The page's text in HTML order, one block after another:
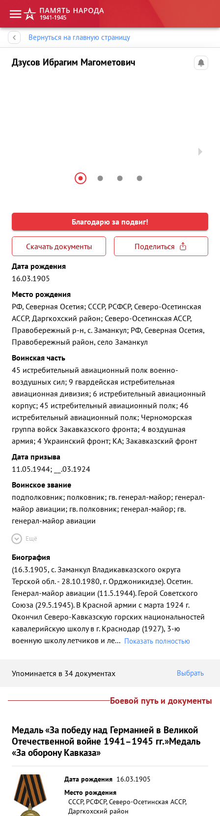
Вернуться на главную страницу
Дзусов Ибрагим Магометович
Благодарю за подвиг!
Скачать документы
Поделиться
Дата рождения
16.03.1905
Место рождения
РФ, Северная Осетия; СССР, РСФСР, Северо-Осетинская
АССР, Даргкохский район; Северо-Осетинская АССР,
Правобережный р-н, с. Заманкул; РФ, Северная Осетия,
Правобережный район, село Заманкул
Воинская часть
45 истребительный авиационный полк военно-
воздушных сил; 9 гвардейская истребительная
авиационная дивизия; 6 истребительный авиационный
корпус; 45 истребительный авиационный полк; 46
истребительный авиационный полк; Черноморская
группа войск Закавказского фронта; 4 воздушная
армия; 4 Украинский фронт; КА; Закавказский фронт
Дата призыва
11.05.1944; __.03.1924
Воинское звание
подполковник; полковник; гв. генерал-майор; генерал-
майор авиации; гв. полковник; генерал-майор; гв.
генерал-майор авиации
Ещё
Биография
(16.3.1905, с. Заманкул Владикавказского округа
Терской обл. - 28.10.1980, г. Орджоникидзе). Осетин.
Генерал-майор авиации (11.5.1944). Герой Советского
Союза (29.5.1945). В Красной армии с марта 1924 г.
Окончил Северо-Кавказскую горских национальностей
кавалерийскую школу в г. Краснодар (1927), 3-ю
военную школу летчиков и ле... Показать полностью
Упоминается в 34 документах Выбрать
Боевой путь и документы
Медаль «За победу над Германией в Великой
Отечественной войне 1941–1945 гг.»Медаль
«За оборону Кавказа»
Дата рождения 16.03.1905
Место рождения
СССР, РСФСР, Северо-Осетинская АССР,
Даргкохский район
Память народа